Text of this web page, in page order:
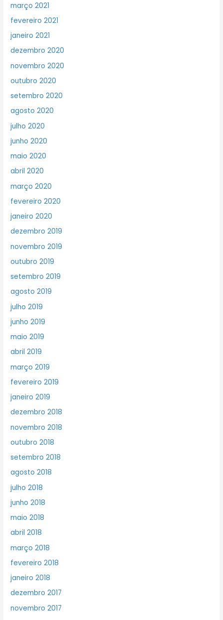
março 2021
fevereiro 2021
janeiro 2021
dezembro 2020
novembro 2020
outubro 2020
setembro 2020
agosto 2020
julho 2020
junho 2020
maio 2020
abril 2020
março 2020
fevereiro 2020
janeiro 2020
dezembro 2019
novembro 2019
outubro 2019
setembro 2019
agosto 2019
julho 2019
junho 2019
maio 2019
abril 2019
março 2019
fevereiro 2019
janeiro 2019
dezembro 2018
novembro 2018
outubro 2018
setembro 2018
agosto 2018
julho 2018
junho 2018
maio 2018
abril 2018
março 2018
fevereiro 2018
janeiro 2018
dezembro 2017
novembro 2017